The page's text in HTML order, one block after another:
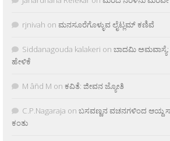
rjnivah on ಮನಸೂರೆಗೊಳ್ಳುವ ಲೈಟ್ಲಮ್ ಕಣಿವೆ
Siddanagouda kalakeri on ಬಾದಮಿ
ಹೇಳಿಕೆ
M âñd M on ಕವಿತೆ: ಜೀವನ ಜ್ಯೋತಿ
C.P.Nagaraja on ಬಸವಣ್ಣನ ವಚನಗಳಿಂದ ಆಯ್ದ
ಕಂತು